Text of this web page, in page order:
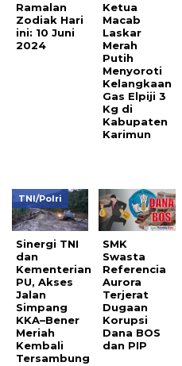
Ramalan
Zodiak Hari
ini: 10 Juni
2024
Ketua
Macab
Laskar
Merah
Putih
Menyoroti
Kelangkaan
Gas Elpiji 3
Kg di
Kabupaten
Karimun
TNI/Polri
Sinergi TNI
dan
Kementerian
PU, Akses
Jalan
Simpang
KKA–Bener
Meriah
Kembali
Tersambung
SMK
Swasta
Referencia
Aurora
Terjerat
Dugaan
Korupsi
Dana BOS
dan PIP